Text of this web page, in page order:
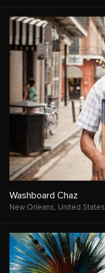
Washboard Chaz
New Orleans, United States